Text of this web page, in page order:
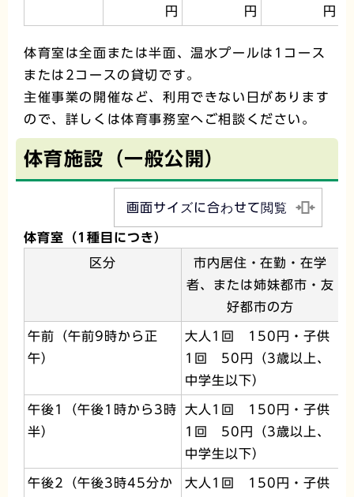
円 円 円
体育室は全面または半面、温水プールは1コース
または2コースの貸切です。
主催事業の開催など、利用できない日があります
ので、詳しくは体育事務室へご相談ください。
体育施設（一般公開）
画面サイズに合わせて閲覧
体育室（1種目につき）
区分
市内居住・在勤・在学
者、または姉妹都市・友
好都市の方
午前（午前9時から正
午）
大人1回 150円・子供
1回 50円（3歳以上、
中学生以下）
午後1（午後1時から3時
半）
大人1回 150円・子供
1回 50円（3歳以上、
中学生以下）
午後2（午後3時45分か
大人1回 150円・子供